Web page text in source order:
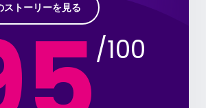
ストーリーを見る
/100